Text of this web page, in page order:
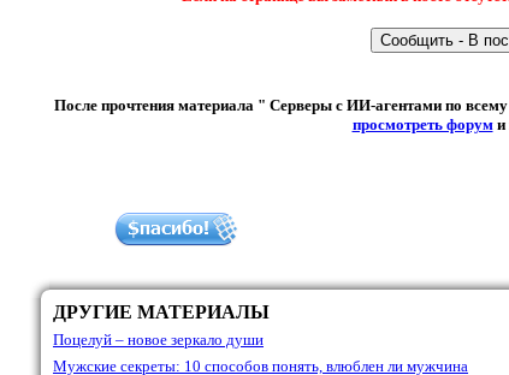
После прочтения материала " Серверы с ИИ-агентами по
просмотреть форуми
ДРУГИЕ МАТЕРИАЛЫ
Поцелуй – новое зеркало души
Мужские секреты: 10 способов понять, влюблен ли мужчина